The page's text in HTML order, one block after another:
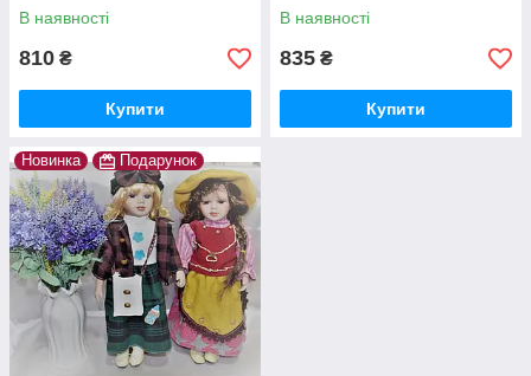
В наявності
810 ₴
Купити
В наявності
835 ₴
Купити
Новинка Подарунок